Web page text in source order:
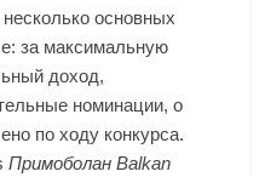
основных
за максимальную
доход,
номинации, о
по ходу конкурса.
Примоболан Balkan